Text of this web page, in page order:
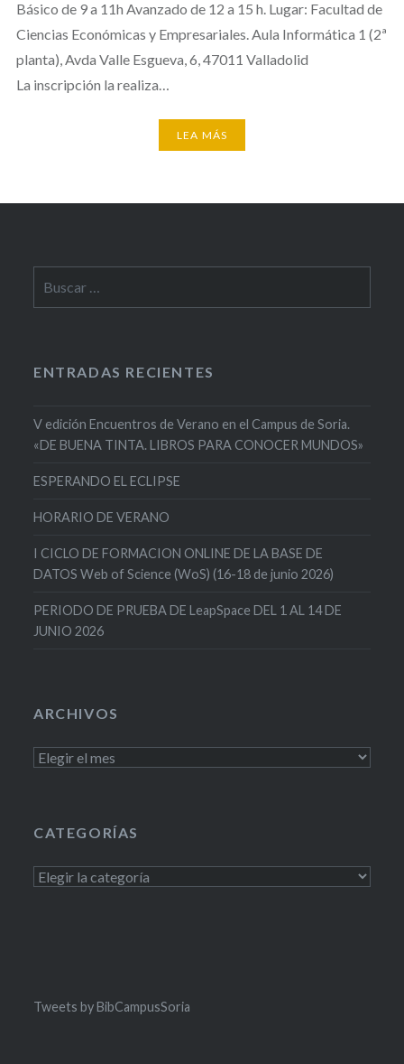
Básico de 9 a 11h Avanzado de 12 a 15 h. Lugar: Facultad de
Ciencias Económicas y Empresariales. Aula Informática 1 (2ª
planta), Avda Valle Esgueva, 6, 47011 Valladolid
La inscripción la realiza…
LEA MÁS
ENTRADAS RECIENTES
V edición Encuentros de Verano en el Campus de Soria.
«DE BUENA TINTA. LIBROS PARA CONOCER MUNDOS»
ESPERANDO EL ECLIPSE
HORARIO DE VERANO
I CICLO DE FORMACION ONLINE DE LA BASE DE
DATOS Web of Science (WoS) (16-18 de junio 2026)
PERIODO DE PRUEBA DE LeapSpace DEL 1 AL 14 DE
JUNIO 2026
ARCHIVOS
Archivos
CATEGORÍAS
Categorías
Tweets by BibCampusSoria